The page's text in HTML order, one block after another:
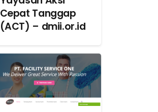
Cepat Tanggap
(ACT) – dmii.or.id